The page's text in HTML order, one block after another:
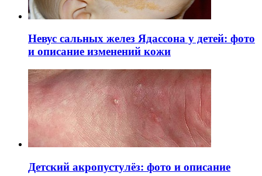
Невус сальных желез Ядассона у детей: фото
и описание изменений кожи
Детский акропустулёз: фото и описание